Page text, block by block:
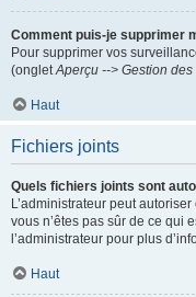
Comment puis-je supprimer
Pour supprimer vos
(ongletAperçu --> Gestion
Haut
Fichiers joints
Quels fichiers joints sont
L’administrateur peut
vous n’êtes pas sûr de ce qui
l’administrateur pour plus
Haut